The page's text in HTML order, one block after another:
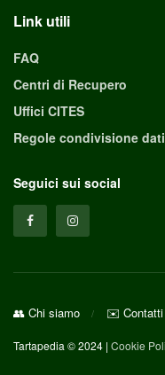
Link utili
FAQ
Centri di Recupero
Uffici CITES
Regole condivisione dati
Seguici sui social
👥 Chi siamo ✉️ Contatti
Tartapedia © 2024 | Cookie